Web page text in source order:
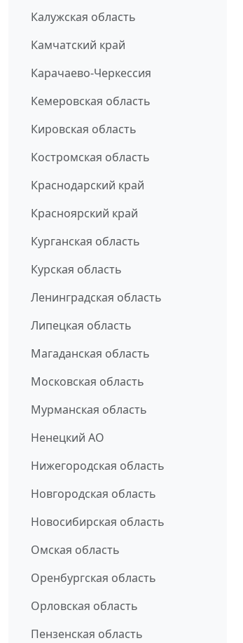
Калужская область
Камчатский край
Карачаево-Черкессия
Кемеровская область
Кировская область
Костромская область
Краснодарский край
Красноярский край
Курганская область
Курская область
Ленинградская область
Липецкая область
Магаданская область
Московская область
Мурманская область
Ненецкий АО
Нижегородская область
Новгородская область
Новосибирская область
Омская область
Оренбургская область
Орловская область
Пензенская область